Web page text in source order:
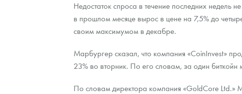
Недостаток спроса в течение последних
в прошлом месяце вырос в цене на 7,5% до
своим максимумом в декабре.
Марбургер сказал, что компания «CoinInvest»
23% во вторник. По его словам, за один
По словам директора компания «GoldCore Ltd.»